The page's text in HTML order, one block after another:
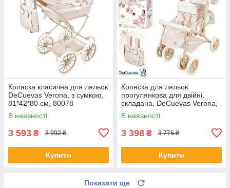
Коляска класична для ляльок
DeCuevas Verona, з сумкою,
81*42*80 см, 80078
В наявності
3 593 ₴ 3 992 ₴
Купити
Коляска для ляльок
прогулянкова для двійні,
складана, DeCuevas Verona,
40*70*72см, 90378
В наявності
3 398 ₴ 3 776 ₴
Купити
Показати ще